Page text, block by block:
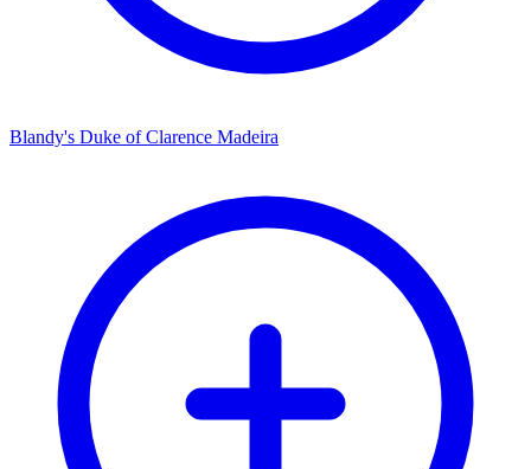
Blandy's Duke of Clarence Madeira